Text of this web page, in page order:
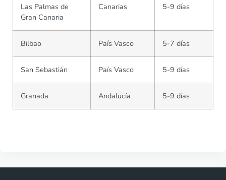
Las Palmas de
Gran Canaria
Canarias 5-9 días
Bilbao País Vasco 5-7 días
San Sebastián País Vasco 5-9 días
Granada Andalucía 5-9 días